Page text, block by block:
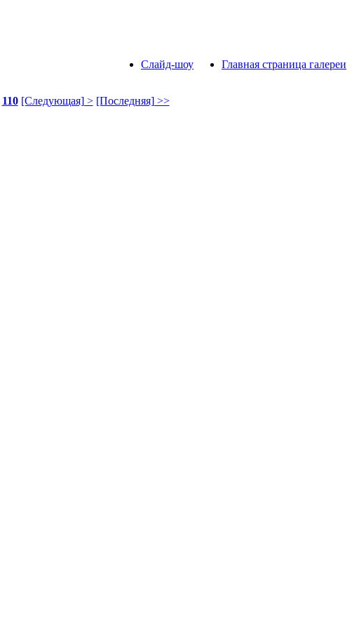
Главная страница галереи
Слайд-шоу
110 [Следующая] > [Последняя] >>